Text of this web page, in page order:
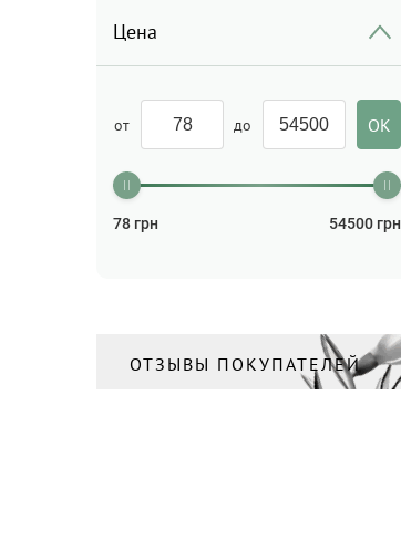
Цена
от до
78 грн 54500 грн
ОТЗЫВЫ ПОКУПАТЕЛЕЙ